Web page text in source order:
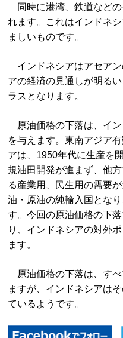
同時に港湾、鉄道などの
れます。これはインドネ
ましいものです。
インドネシアはアセア
アの経済の見通しが明る
ラスとなります。
原油価格の下落は、イ
を与えます。東南アジア
アは、1950年代に生産を
規油田開発が進まず、他
る産業用、民生用の需要
油・原油の純輸入国とな
す。今回の原油価格の下
り、インドネシアの対外
ます。
原油価格の下落は、すべ
ますが、インドネシアは
ているようです。